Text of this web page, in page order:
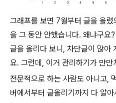
그래프를 보면 7월부터 글을 올
을 그 동안 안했습니다. 왜냐구요
글을 올리다 보니, 차단글이 많아
요. 그런데, 이거 관리하기가 만만
전문적으로 하는 사람도 아니고,
버에서부터 글올리기까지 다 알